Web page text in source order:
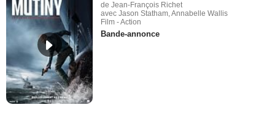
de Jean-François Richet
avec Jason Statham, Annabelle Wallis
Film - Action
Bande-annonce